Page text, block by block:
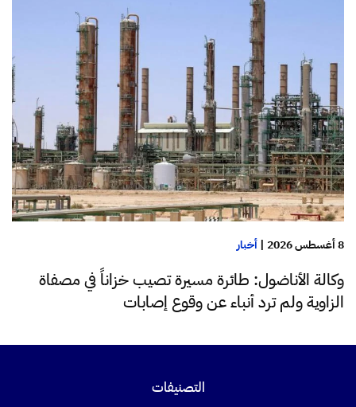
8 أغسطس 2026 | أخبار
وكالة الأناضول: طائرة مسيرة تصيب خزاناً في مصفاة
الزاوية ولم ترد أنباء عن وقوع إصابات
التصنيفات